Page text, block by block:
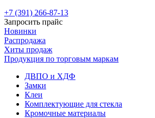
+7 (391) 266-87-13
Запросить прайс
Новинки
Распродажа
Хиты продаж
Продукция по торговым маркам
ДВПО и ХДФ
Замки
Клеи
Комплектующие для стекла
Кромочные материалы